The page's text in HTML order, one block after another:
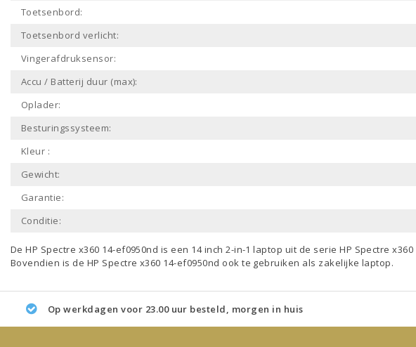
Toetsenbord:
Toetsenbord verlicht:
Vingerafdruksensor:
Accu / Batterij duur (max):
Oplader:
Besturingssysteem:
Kleur :
Gewicht:
Garantie:
Conditie:
De HP Spectre x360 14-ef0950nd is een 14 inch 2-in-1 laptop uit de serieHP Spectre x360
Bovendien is de HP Spectre x360 14-ef0950nd ook te gebruiken als zakelijke laptop.
Op werkdagen voor 23.00 uur besteld, morgen in huis